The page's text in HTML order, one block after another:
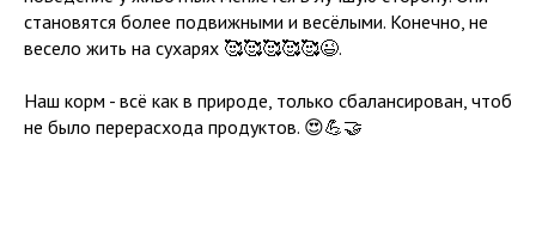
становятся более подвижными и весёлыми. Конечно, не
весело жить на сухарях 🥰🥰🥰🥰🥰😉.
Наш корм - всё как в природе, только сбалансирован, чтоб
не было перерасхода продуктов. 😍💪🤝